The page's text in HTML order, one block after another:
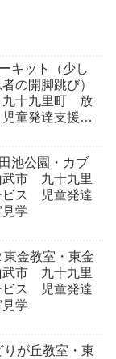
キット（少し
の開脚跳び）
十九里町 放
児童発達支援
池公園・カブ
市 九十九里
ス 児童発達
学
金教室・東金
市 九十九里
ス 児童発達
学
が丘教室・東